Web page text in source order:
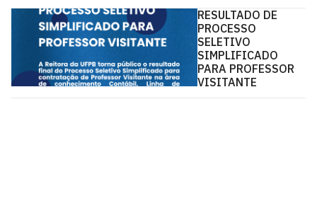
RESULTADO DE
PROCESSO
SELETIVO
SIMPLIFICADO
PARA PROFESSOR
VISITANTE